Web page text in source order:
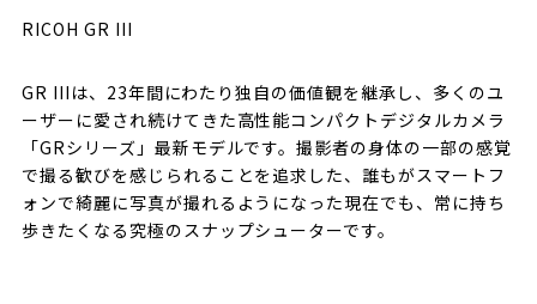
RICOH GR III
GR IIIは、23年間にわたり独自の価値観を継承し、多くのユ
ーザーに愛され続けてきた高性能コンパクトデジタルカメラ
「GRシリーズ」最新モデルです。撮影者の身体の一部の感覚
で撮る歓びを感じられることを追求した、誰もがスマートフ
ォンで綺麗に写真が撮れるようになった現在でも、常に持ち
歩きたくなる究極のスナップシューターです。